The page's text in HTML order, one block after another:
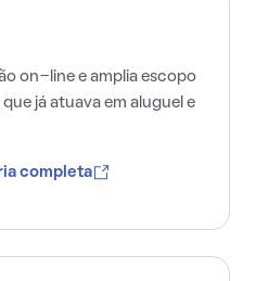
on-line e amplia escopo
já atuava em aluguel e
completa